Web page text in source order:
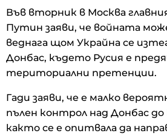
Във вторник в Москва
Путин заяви, че войната
веднага щом Украйна се
Донбас, където Русия е
териториални претенции.
Гади заяви, че е малко
пълен контрол над Донбас до
както се е опитвала да